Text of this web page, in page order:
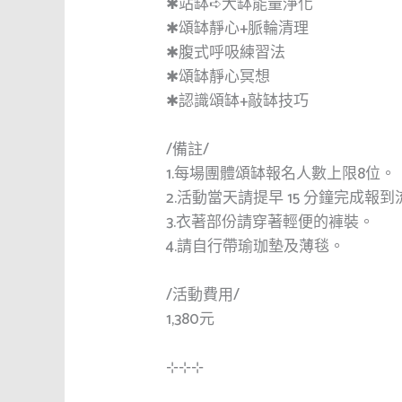
✱頌缽靜心+脈輪清理
✱腹式呼吸練習法
✱頌缽靜心冥想
✱認識頌缽+敲缽技巧
/備註/
1.每場團體頌缽報名人數上限8位。
2.活動當天請提早 15 分鐘完成報到
3.衣著部份請穿著輕便的褲裝。
4.請自行帶瑜珈墊及薄毯。
/活動費用/
1,380元
⊹⊹⊹